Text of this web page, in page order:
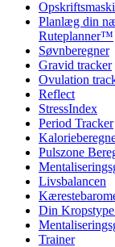
Planlæg din
Ruteplanner™
Søvnberegner
Gravid tracker
Ovulation
Reflect
StressIndex
Period Tracker
Pulszone
Livsbalancen
Din
Trainer